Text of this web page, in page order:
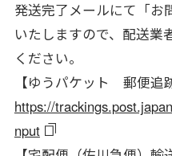
発送完了メールにて「お
いたしますので、配送業
ください。
【ゆうパケット 郵便追
https://
nput